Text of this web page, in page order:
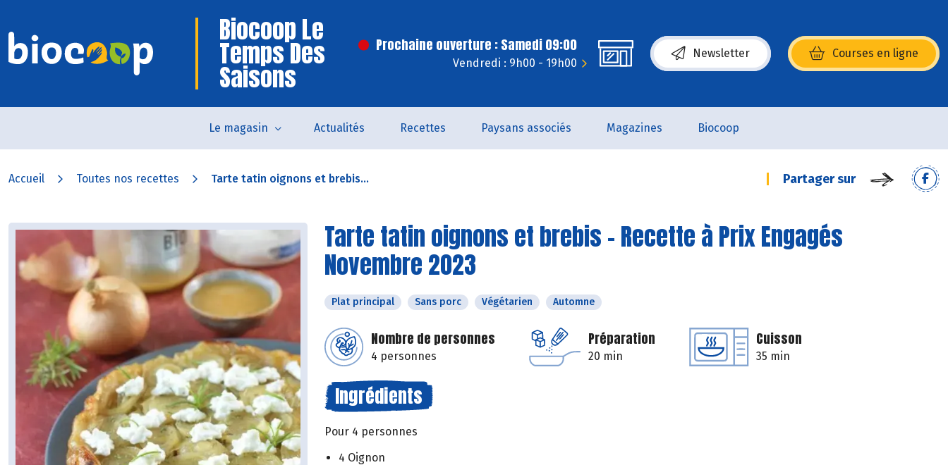
Biocoop Le
Temps Des
Saisons
Prochaine ouverture : Samedi 09:00
Vendredi : 9h00 - 19h00
Newsletter Courses en ligne
(s’ouvre dans une nouvelle fenêtre)
Le magasin Actualités Recettes Paysans associés Magazines Biocoop
Accueil Toutes nos recettes Tarte tatin oignons et brebis... Partager sur
Tarte tatin oignons et brebis - Recette à Prix Engagés
Novembre 2023
Plat principal Sans porc Végétarien Automne
Nombre de personnes
4 personnes
Préparation
20 min
Cuisson
35 min
Ingrédients
Pour 4 personnes
4 Oignon